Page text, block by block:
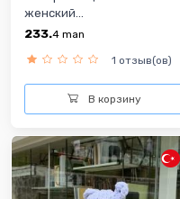
женский...
233.4 man
1 отзыв(ов)
В корзину